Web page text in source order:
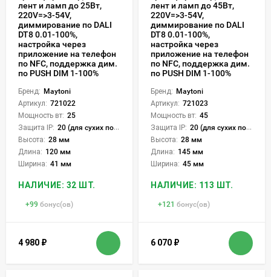
лент и ламп до 25Вт,
220V=>3-54V,
диммирование по DALI
DT8 0.01-100%,
настройка через
приложение на телефон
по NFC, поддержка дим.
по PUSH DIM 1-100%
Бренд: Maytoni
Артикул: 721022
Мощность вт: 25
Защита IP: 20 (для сухих пом.)
Высота: 28 мм
Длина: 120 мм
Ширина: 41 мм
НАЛИЧИЕ: 32 ШТ.
+99 бонус(ов)
4 980 ₽
лент и ламп до 45Вт,
220V=>3-54V,
диммирование по DALI
DT8 0.01-100%,
настройка через
приложение на телефон
по NFC, поддержка дим.
по PUSH DIM 1-100%
Бренд: Maytoni
Артикул: 721023
Мощность вт: 45
Защита IP: 20 (для сухих пом.)
Высота: 28 мм
Длина: 145 мм
Ширина: 45 мм
НАЛИЧИЕ: 113 ШТ.
+121 бонус(ов)
6 070 ₽